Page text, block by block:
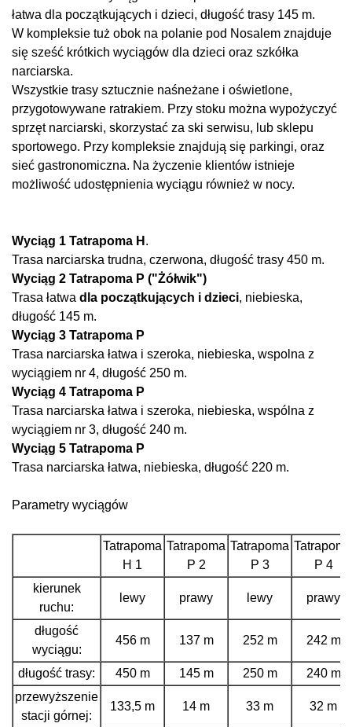
łatwa dla początkujących i dzieci, długość trasy 145 m.
W kompleksie tuż obok na polanie pod Nosalem znajduje
się sześć krótkich wyciągów dla dzieci oraz szkółka
narciarska.
Wszystkie trasy sztucznie naśneżane i oświetlone,
przygotowywane ratrakiem. Przy stoku można wypożyczyć
sprzęt narciarski, skorzystać za ski serwisu, lub sklepu
sportowego. Przy kompleksie znajdują się parkingi, oraz
sieć gastronomiczna. Na życzenie klientów istnieje
możliwość udostępnienia wyciągu również w nocy.
Wyciąg 1 Tatrapoma H .
Trasa narciarska trudna, czerwona, długość trasy 450 m.
Wyciąg 2 Tatrapoma P ("Żółwik")
Trasa łatwa dla początkujących i dzieci, niebieska,
długość 145 m.
Wyciąg 3 Tatrapoma P
Trasa narciarska łatwa i szeroka, niebieska, wspolna z
wyciągiem nr 4, długość 250 m.
Wyciąg 4 Tatrapoma P
Trasa narciarska łatwa i szeroka, niebieska, wspólna z
wyciągiem nr 3, długość 240 m.
Wyciąg 5 Tatrapoma P
Trasa narciarska łatwa, niebieska, długość 220 m.
Parametry wyciągów
Tatrapoma
H 1
Tatrapoma
P 2
Tatrapoma
P 3
Tatrapoma
P 4
kierunek
ruchu:
lewy prawy lewy prawy
długość
wyciągu:
456 m 137 m 252 m 242 m
długość trasy: 450 m 145 m 250 m
240 m
przewyższenie
stacji górnej:
133,5 m 14 m 33 m 32 m